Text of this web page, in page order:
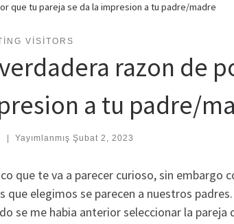
que tu pareja se da la impresion a tu padre/madre
VISITORS
razon de
a tu padre/
Yayımlanmış Şubat 2, 2023
que te va a parecer curioso, sin embargo
que elegimos se parecen a nuestros
se me habia anterior seleccionar la